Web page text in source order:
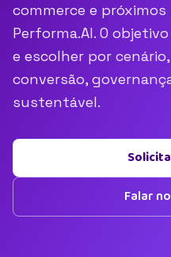
commerce e
Performa.AI. O
e escolher por
conversão,
sustentável.
Falar